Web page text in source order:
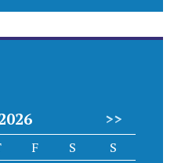
>>
F S
S